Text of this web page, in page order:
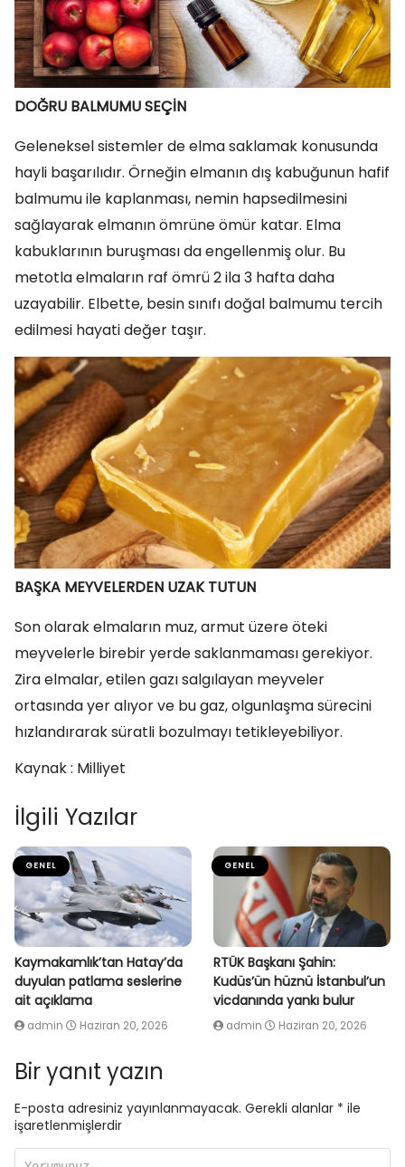
DOĞRU BALMUMU SEÇİN
Geleneksel sistemler de elma saklamak konusunda
hayli başarılıdır. Örneğin elmanın dış kabuğunun hafif
balmumu ile kaplanması, nemin hapsedilmesini
sağlayarak elmanın ömrüne ömür katar. Elma
kabuklarının buruşması da engellenmiş olur. Bu
metotla elmaların raf ömrü 2 ila 3 hafta daha
uzayabilir. Elbette, besin sınıfı doğal balmumu tercih
edilmesi hayati değer taşır.
BAŞKA MEYVELERDEN UZAK TUTUN
Son olarak elmaların muz, armut üzere öteki
meyvelerle birebir yerde saklanmaması gerekiyor.
Zira elmalar, etilen gazı salgılayan meyveler
ortasında yer alıyor ve bu gaz, olgunlaşma sürecini
hızlandırarak süratli bozulmayı tetikleyebiliyor.
Kaynak : Milliyet
İlgili Yazılar
GENEL
Kaymakamlık’tan Hatay’da
duyulan patlama seslerine
ait açıklama
admin Haziran 20, 2026
GENEL
RTÜK Başkanı Şahin:
Kudüs’ün hüznü İstanbul’un
vicdanında yankı bulur
admin Haziran 20, 2026
Bir yanıt yazın
E-posta adresiniz yayınlanmayacak. Gerekli alanlar * ile
işaretlenmişlerdir